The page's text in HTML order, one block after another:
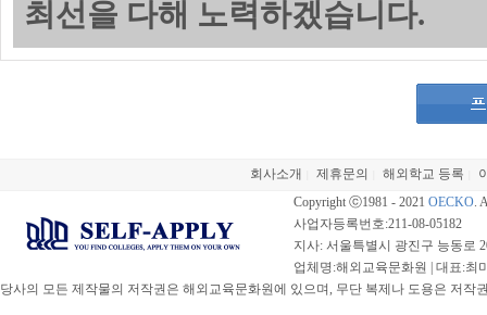
최선을 다해 노력하겠습니다.
회사소개 제휴문의 해외학교 등록
Copyright ⓒ1981 - 2021 OECKO.
사업자등록번호:211-08-05182
지사: 서울특별시 광진구 능동로
업체명:해외교육문화원 | 대표:최
당사의 모든 제작물의 저작권은 해외교육문화원에 있으며, 무단 복제나 도용은 저